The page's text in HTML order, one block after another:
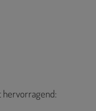
hervorragend: